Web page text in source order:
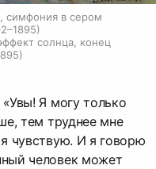
симфония в сером
солнца, конец
Я могу только
тем труднее мне
чувствую. И я говорю
человек может